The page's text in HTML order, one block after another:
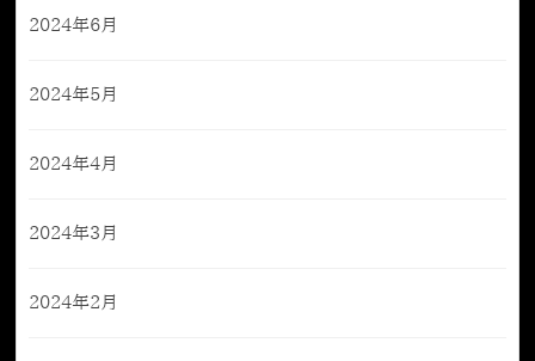
2024年6月
2024年5月
2024年4月
2024年3月
2024年2月